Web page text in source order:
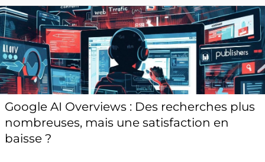
Google AI Overviews : Des recherches plus
nombreuses, mais une satisfaction en
baisse ?